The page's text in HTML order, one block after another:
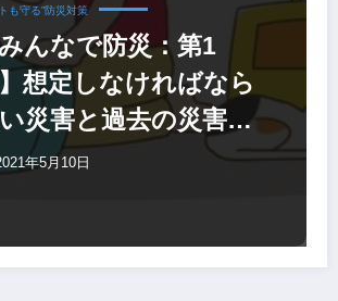
も守る”防災対策
みんなで防災：第1
想定しなければなら
災害と過去の災害を
ことから始める
年5月10日